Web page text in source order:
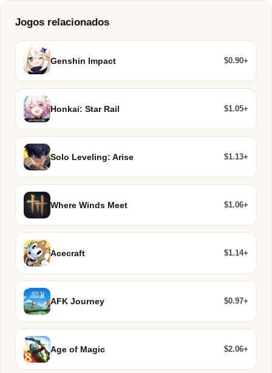
Jogos relacionados
Genshin Impact $0.90+
Honkai: Star Rail $1.05+
Solo Leveling: Arise $1.13+
Where Winds Meet $1.06+
Acecraft $1.14+
AFK Journey $0.97+
Age of Magic $2.06+